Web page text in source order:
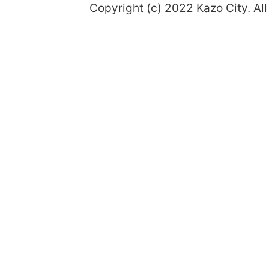
Copyright (c) 2022 Kazo City.